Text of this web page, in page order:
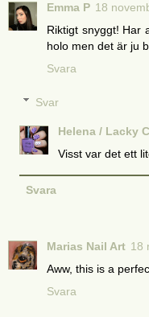
Emma P 18
Riktigt snyggt! Har
holo men det är ju
Svara
Svar
Helena / Lacky
Visst var det ett
Svara
Marias Nail Art 18
Aww, this is a
Svara